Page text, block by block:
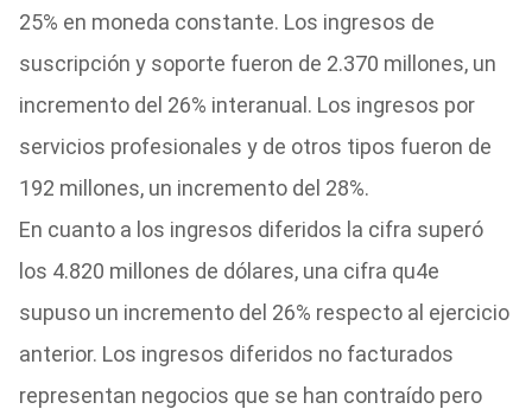
25% en moneda constante. Los ingresos de
suscripción y soporte fueron de 2.370 millones, un
incremento del 26% interanual. Los ingresos por
servicios profesionales y de otros tipos fueron de
192 millones, un incremento del 28%.
En cuanto a los ingresos diferidos la cifra superó
los 4.820 millones de dólares, una cifra qu4e
supuso un incremento del 26% respecto al ejercicio
anterior. Los ingresos diferidos no facturados
representan negocios que se han contraído pero